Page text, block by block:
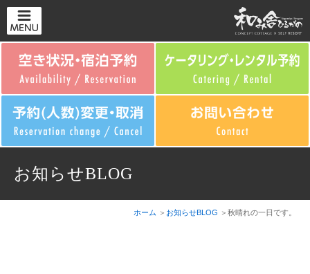
お知らせBLOG
ホーム お知らせBLOG 秋晴れの一日です。